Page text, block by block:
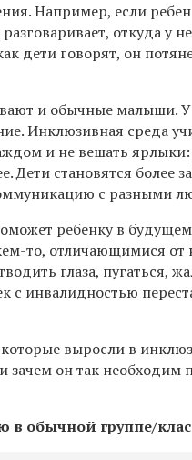
Например, если
откуда у
дети говорят, он
и обычные малыши. У
Инклюзивная среда
и не вешать
Дети становятся более
с разными
ребенку в
то, отличающимися от
глаза, пугаться,
инвалидностью
выросли в
зачем он так необходим
в обычной группе/